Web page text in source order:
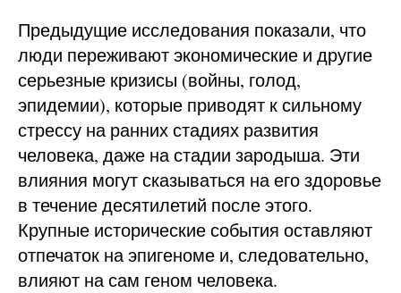
Предыдущие исследования показали, что
люди переживают экономические и другие
серьезные кризисы (войны, голод,
эпидемии), которые приводят к сильному
стрессу на ранних стадиях развития
человека, даже на стадии зародыша. Эти
влияния могут сказываться на его здоровье
в течение десятилетий после этого.
Крупные исторические события оставляют
отпечаток на эпигеноме и, следовательно,
влияют на сам геном человека.